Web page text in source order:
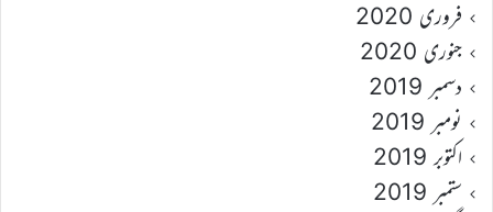
فروری 2020
جنوری 2020
دسمبر 2019
نومبر 2019
اکتوبر 2019
ستمبر 2019